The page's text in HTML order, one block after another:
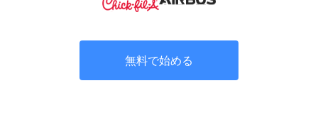
無料で始める